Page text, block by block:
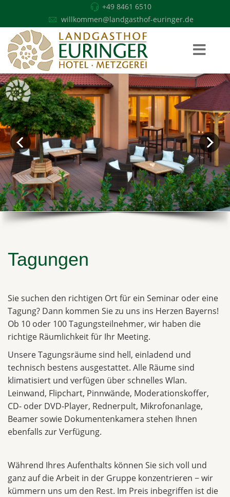
+49 8461 6510
willkommen@landgasthof-euringer.de
Tagungen
Sie suchen den richtigen Ort für ein Seminar oder eine
Tagung? Dann kommen Sie zu uns ins Herzen Bayerns!
Ob 10 oder 100 Tagungsteilnehmer, wir haben die
richtige Räumlichkeit für Ihr Meeting.
Unsere Tagungsräume sind hell, einladend und
technisch bestens ausgestattet. Alle Räume sind
klimatisiert und verfügen über schnelles Wlan.
Leinwand, Flipchart, Pinnwände, Moderationskoffer,
CD- oder DVD-Player, Rednerpult, Mikrofonanlage,
Beamer sowie Dokumentenkamera stehen Ihnen
ebenfalls zur Verfügung.
Während Ihres Aufenthalts können Sie sich voll und
ganz auf die Arbeit in der Gruppe konzentrieren − wir
kümmern uns um den Rest. Im Preis inbegriffen ist die